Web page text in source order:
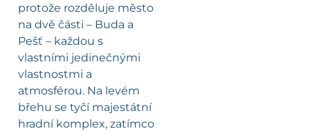
protože rozděluje město
na dvě části – Buda a
Pešť – každou s
vlastními jedinečnými
vlastnostmi a
atmosférou. Na levém
břehu se tyčí majestátní
hradní komplex, zatímco